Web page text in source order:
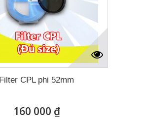
Filter CPL phi 52mm
160 000 ₫